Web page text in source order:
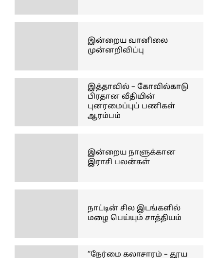
இன்றைய வானிலை
முன்னறிவிப்பு
இத்தாவில் – கோவில்காடு
பிரதான வீதியின்
புனரமைப்புப் பணிகள்
ஆரம்பம்
இன்றைய நாளுக்கான
இராசி பலன்கள்
நாட்டின் சில இடங்களில்
மழை பெய்யும் சாத்தியம்
“நேர்மை கலாசாரம் – தூய